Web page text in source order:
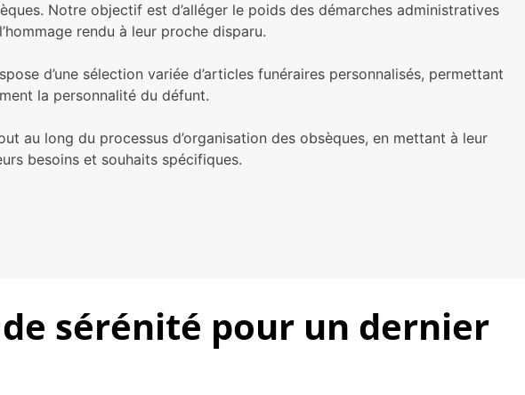
Notre objectif est d’alléger le poids des démarches administratives
rendu à leur proche disparu.
d’une sélection variée d’articles funéraires personnalisés, permettant
la personnalité du défunt.
au long du processus d’organisation des obsèques, en mettant à leur
besoins et souhaits spécifiques.
sérénité pour un dernier